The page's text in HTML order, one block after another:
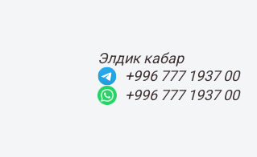
Элдик кабар
+996 777 1937 00
+996 777 1937 00